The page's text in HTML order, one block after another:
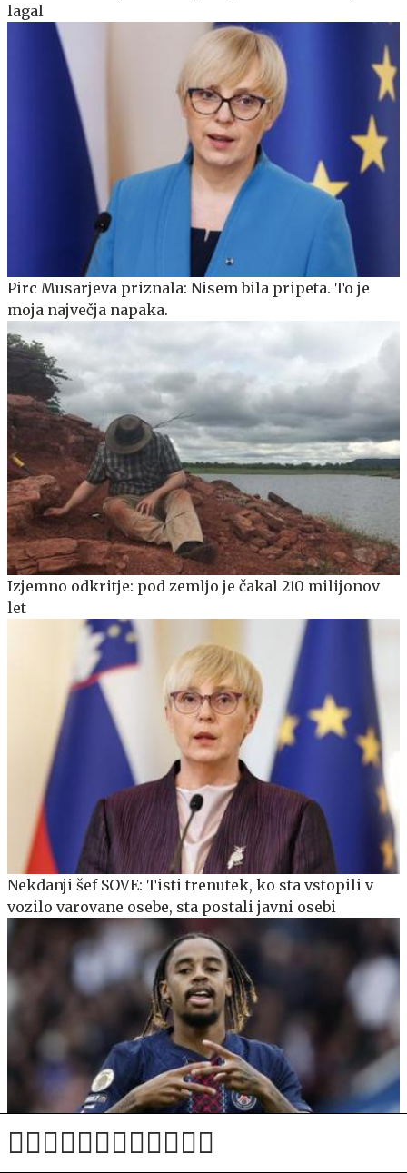
lagal
Pirc Musarjeva priznala: Nisem bila pripeta. To je
moja največja napaka.
Izjemno odkritje: pod zemljo je čakal 210 milijonov
let
Nekdanji šef SOVE: Tisti trenutek, ko sta vstopili v
vozilo varovane osebe, sta postali javni osebi